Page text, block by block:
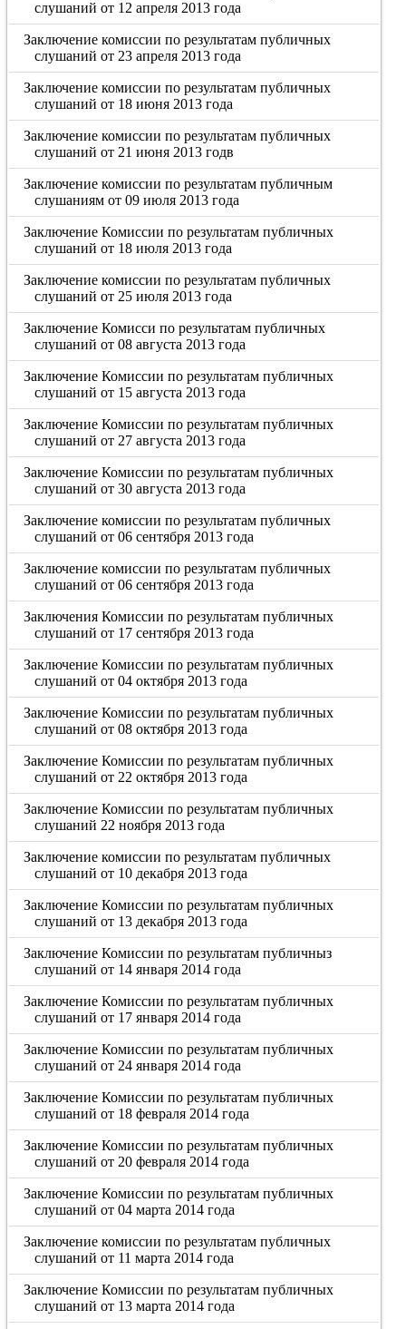
слушаний от 12 апреля 2013 года
Заключение комиссии по результатам публичных
слушаний от 23 апреля 2013 года
Заключение комиссии по результатам публичных
слушаний от 18 июня 2013 года
Заключение комиссии по результатам публичных
слушаний от 21 июня 2013 годв
Заключение комиссии по результатам публичным
слушаниям от 09 июля 2013 года
Заключение Комиссии по результатам публичных
слушаний от 18 июля 2013 года
Заключение комиссии по результатам публичных
слушаний от 25 июля 2013 года
Заключение Комисси по результатам публичных
слушаний от 08 августа 2013 года
Заключение Комиссии по результатам публичных
слушаний от 15 августа 2013 года
Заключение Комиссии по результатам публичных
слушаний от 27 августа 2013 года
Заключение Комиссии по результатам публичных
слушаний от 30 августа 2013 года
Заключение комиссии по результатам публичных
слушаний от 06 сентября 2013 года
Заключение комиссии по результатам публичных
слушаний от 06 сентября 2013 года
Заключения Комиссии по результатам публичных
слушаний от 17 сентября 2013 года
Заключение Комиссии по результатам публичных
слушаний от 04 октября 2013 года
Заключение Комиссии по результатам публичных
слушаний от 08 октября 2013 года
Заключение Комиссии по результатам публичных
слушаний от 22 октября 2013 года
Заключение Комиссии по результатам публичных
слушаний 22 ноября 2013 года
Заключение комиссии по результатам публичных
слушаний от 10 декабря 2013 года
Заключение Комиссии по результатам публичных
слушаний от 13 декабря 2013 года
Заключение Комиссии по результатам публичныз
слушаний от 14 января 2014 года
Заключение Комиссии по результатам публичных
слушаний от 17 января 2014 года
Заключение Комиссии по результатам публичных
слушаний от 24 января 2014 года
Заключение Комиссии по результатам публичных
слушаний от 18 февраля 2014 года
Заключение Комиссии по результатам публичных
слушаний от 20 февраля 2014 года
Заключение Комиссии по результатам публичных
слушаний от 04 марта 2014 года
Заключение комиссии по результатам публичных
слушаний от 11 марта 2014 года
Заключение Комиссии по результатам публичных
слушаний от 13 марта 2014 года